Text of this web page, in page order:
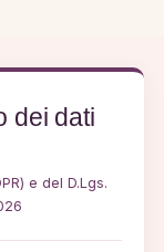
dei dati
e del D.Lgs.